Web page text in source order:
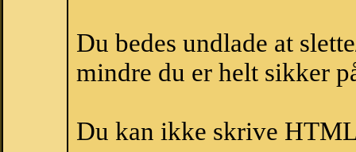
Du bedes undlade at
mindre du er helt sikker
Du kan ikke skrive